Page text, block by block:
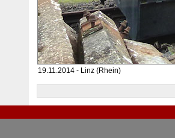
19.11.2014 - Linz (Rhein)